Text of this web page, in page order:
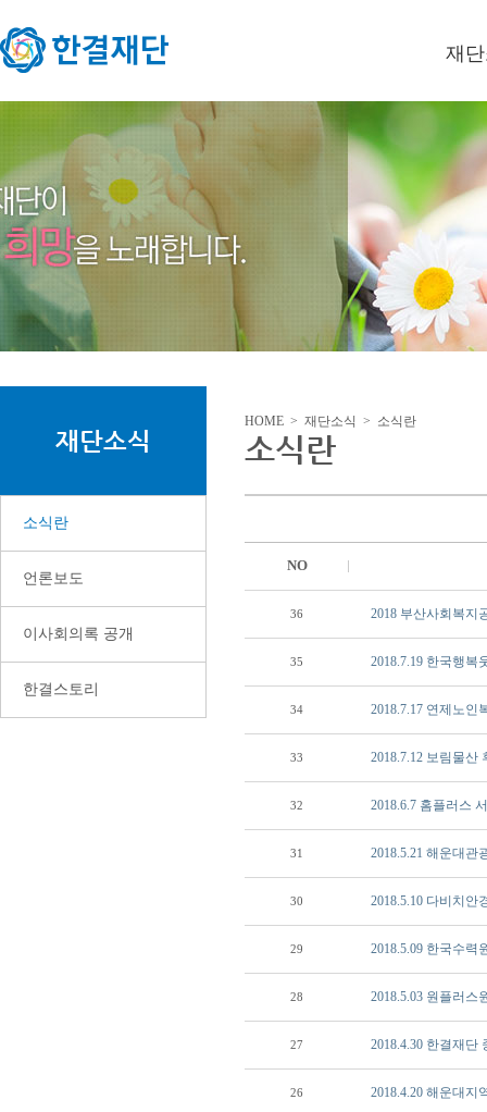
재
이사
미션/
연혁
재단소식
소식란
언론보도
이사회의록 공개
한결스토리
HOME > 재단소식 > 소식란
소식란
NO
36 2018 부산사회복
35 2018.7.19 한국행
34 2018.7.17 연제노
33 2018.7.12 보림물산
32 2018.6.7 홈플러스
31 2018.5.21 해운대관
30 2018.5.10 다비치
29 2018.5.09 한국수력
28 2018.5.03 원플러스
27 2018.4.30 한결재
26 2018.4.20 해운대